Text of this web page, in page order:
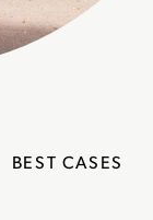
BEST CASES